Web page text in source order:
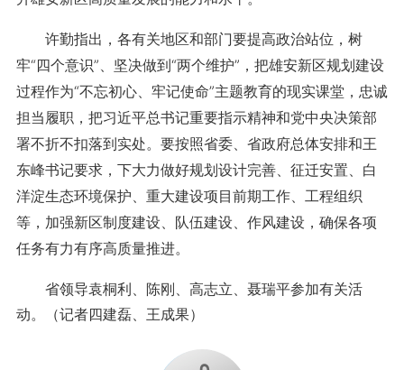
许勤指出，各有关地区和部门要提高政治站位，树
牢“四个意识”、坚决做到“两个维护”，把雄安新区规划建设
过程作为“不忘初心、牢记使命”主题教育的现实课堂，忠诚
担当履职，把习近平总书记重要指示精神和党中央决策部
署不折不扣落到实处。要按照省委、省政府总体安排和王
东峰书记要求，下大力做好规划设计完善、征迁安置、白
洋淀生态环境保护、重大建设项目前期工作、工程组织
等，加强新区制度建设、队伍建设、作风建设，确保各项
任务有力有序高质量推进。
省领导袁桐利、陈刚、高志立、聂瑞平参加有关活
动。（记者四建磊、王成果）